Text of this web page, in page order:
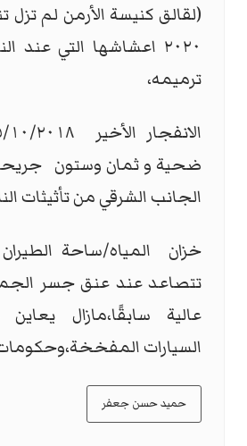
(لقالق كنيسة الأرمن لم تزل
٢٠٢٠ اعشاشها التي
ترميمه،
ضحية و ثمان وستون
الجانب الشرقي من تأثيثات
خزان المياه/ساحة الطيران
تتصاعد عند عنق جسر
عالية سابقًا،مازال يعاين
السيارات
حميد حسن جعفر